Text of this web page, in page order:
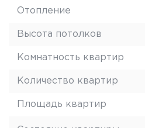
Отопление
Высота потолков
Комнатность квартир
Количество квартир
Площадь квартир